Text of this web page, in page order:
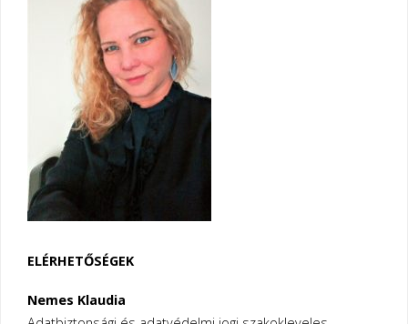
letölthető
sablonok
és
minták
és
ELÉRHETŐSÉGEK
Nemes Klaudia